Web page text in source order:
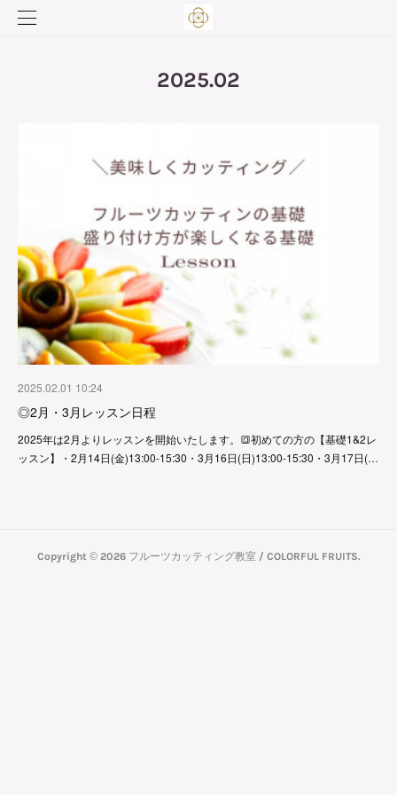
2025.02
2025.02.01 10:24
◎2月・3月レッスン日程
2025年は2月よりレッスンを開始いたします。🔳初めての方の【基礎1&2レ
ッスン】・2月14日(金)13:00-15:30・3月16日(日)13:00-15:30・3月17日(…
Copyright © 2026 フルーツカッティング教室 / COLORFUL FRUITS.